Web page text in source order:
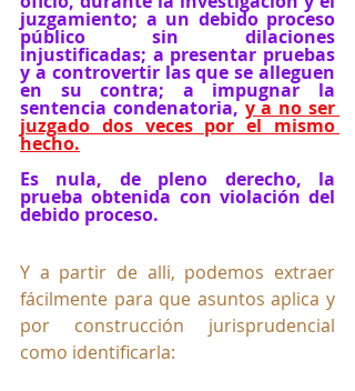
juzgamiento; a un debido proceso
público sin dilaciones
injustificadas; a presentar pruebas
y a controvertir las que se alleguen
en su contra; a impugnar la
sentencia condenatoria, y a no ser
juzgado dos veces por el mismo
hecho.
Es nula, de pleno derecho, la
prueba obtenida con violación del
debido proceso.
Y a partir de alli, podemos extraer
fácilmente para que asuntos aplica y
por construcción jurisprudencial
como identificarla: